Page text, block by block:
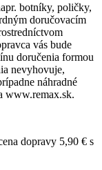
botníky, poličky,
doručovacím
vás bude
doručenia formou
nevyhovuje,
náhradné
www.remax.sk.
dopravy 5,90 € s